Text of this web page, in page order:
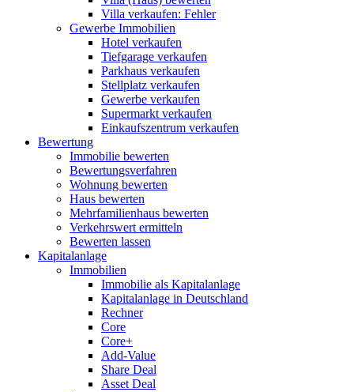
Villa verkaufen: Fehler
Gewerbe Immobilien
Hotel verkaufen
Tiefgarage verkaufen
Parkhaus verkaufen
Stellplatz verkaufen
Gewerbe verkaufen
Supermarkt verkaufen
Einkaufszentrum verkaufen
Bewertung
Immobilie bewerten
Bewertungsverfahren
Wohnung bewerten
Haus bewerten
Mehrfamilienhaus bewerten
Verkehrswert ermitteln
Bewerten lassen
Kapitalanlage
Immobilien
Immobilie als Kapitalanlage
Kapitalanlage in Deutschland
Rechner
Core
Core+
Add-Value
Share Deal
Asset Deal